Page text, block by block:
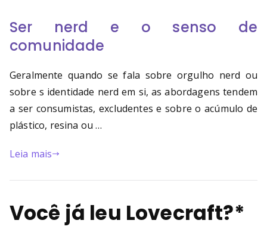
Ser nerd e o senso de
comunidade
Geralmente quando se fala sobre orgulho nerd ou
sobre s identidade nerd em si, as abordagens tendem
a ser consumistas, excludentes e sobre o acúmulo de
plástico, resina ou …
Leia mais
Você já leu Lovecraft?*